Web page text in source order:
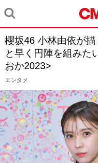
櫻坂46 小林由依が
と早く円陣を組みた
おか2023>
エンタメ